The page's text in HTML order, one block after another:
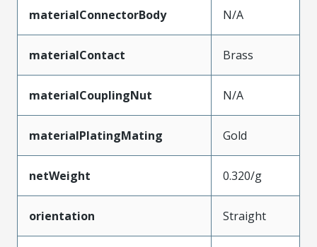
materialConnectorBody N/A
materialContact Brass
materialCouplingNut N/A
materialPlatingMating Gold
netWeight 0.320/g
orientation Straight